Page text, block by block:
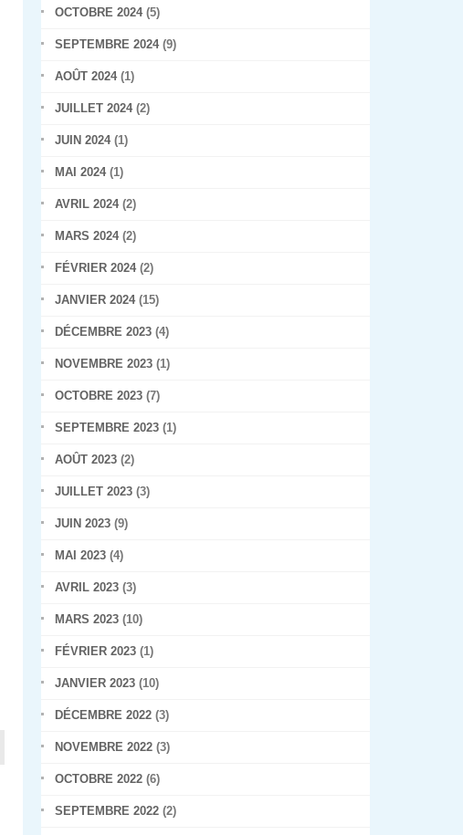
OCTOBRE 2024(5)
SEPTEMBRE 2024(9)
AOÛT 2024(1)
JUILLET 2024(2)
JUIN 2024(1)
MAI 2024(1)
AVRIL 2024(2)
MARS 2024(2)
FÉVRIER 2024(2)
JANVIER 2024(15)
DÉCEMBRE 2023 (4)
NOVEMBRE 2023 (1)
OCTOBRE 2023 (7)
SEPTEMBRE 2023 (1)
AOÛT 2023 (2)
JUILLET 2023 (3)
JUIN 2023 (9)
MAI 2023 (4)
AVRIL 2023 (3)
MARS 2023 (10)
FÉVRIER 2023 (1)
JANVIER 2023 (10)
DÉCEMBRE 2022 (3)
NOVEMBRE 2022 (3)
OCTOBRE 2022 (6)
SEPTEMBRE 2022 (2)